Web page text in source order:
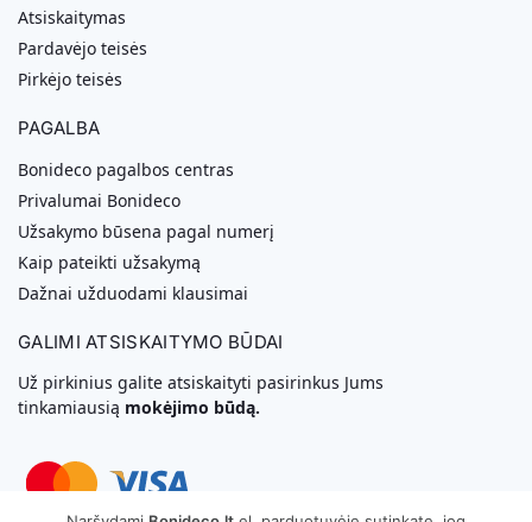
Atsiskaitymas
Pardavėjo teisės
Pirkėjo teisės
PAGALBA
Bonideco pagalbos centras
Privalumai Bonideco
Užsakymo būsena pagal numerį
Kaip pateikti užsakymą
Dažnai užduodami klausimai
GALIMI ATSISKAITYMO BŪDAI
Už pirkinius galite atsiskaityti pasirinkus Jums
tinkamiausią mokėjimo būdą.